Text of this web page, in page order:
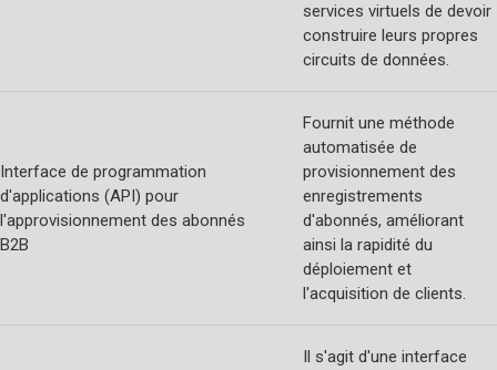
services virtuels de devoir
construire leurs propres
circuits de données.
Interface de programmation
d'applications (API) pour
l'approvisionnement des abonnés
B2B
Fournit une méthode
automatisée de
provisionnement des
enregistrements
d'abonnés, améliorant
ainsi la rapidité du
déploiement et
l'acquisition de clients.
Il s'agit d'une interface